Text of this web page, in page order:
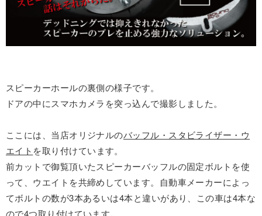
スピーカーホールの裏側の様子です。
ドアの中にスマホカメラを突っ込んで撮影しました。
ここには、当店オリジナルのバッフル・スタビライザー・ウ
エイト を取り付けています。
前カットで御覧頂いたスピーカーバッフルの固定ボルトを使
って、ウエイトを共締めしています。自動車メーカーによっ
てボルトの数が3本あるいは4本と違いがあり、この車は4本な
ので4つ取り付けています。